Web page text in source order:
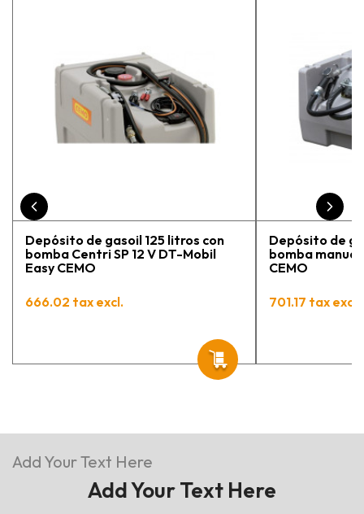
vuelto a comprar, tengo varios
pedidos en proceso y muy
Depósito de gasoil 125 litros con
bomba Centri SP 12 V DT-Mobil
Easy CEMO
666.02 tax excl.
Depósito de
bomba
CEMO
701.17 tax excl.
Add Your Text Here
Add Your Text Here